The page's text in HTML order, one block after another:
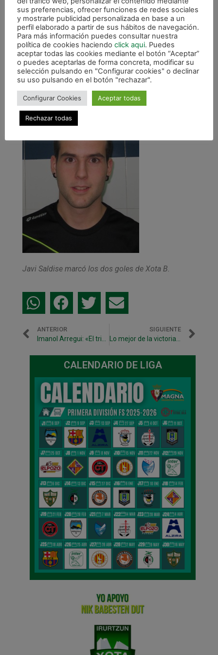
Goles:
1-0 (min. 4) Rober, 2-0 (min. 15) Pavesio, 3-0 (min.
17) Efrén – DESCANSO – 4-0 (min. 23) Pedro, 4-1
(min. 36) Javi, 4-2 (min. 38) Javi, 5-2 (min. 40)
Rober
Polideportivo Municipal de Zierbena (Vizcaya).
200 espectadores.
Javi Saldise marcó los dos goles de Xota B.
ANTERIOR SIGUIENTE
CALENDARIO DE LIGA
sus preferencias, ofrecer funciones de redes sociales
y mostrarle publicidad personalizada en base a un
perfil elaborado a partir de sus hábitos de navegación.
Para más información puedes consultar nuestra
política de cookies haciendo click aqui. Puedes
aceptar todas las cookies mediante el botón “Aceptar”
o puedes aceptarlas de forma concreta, modificar su
selección pulsando en "Configurar cookies" o declinar
su uso pulsando en el botón "rechazar".
Configurar Cookies Aceptar todas
Rechazar todas